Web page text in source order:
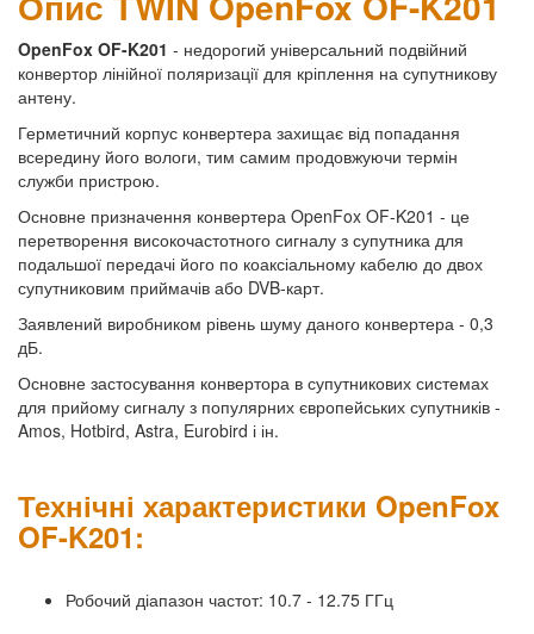
OpenFox OF-K201 - недорогий універсальний подвійний
конвертор лінійної поляризації для кріплення на супутникову
антену.
Герметичний корпус конвертера захищає від попадання
всередину його вологи, тим самим продовжуючи термін
служби пристрою.
Основне призначення конвертера OpenFox OF-K201 - це
перетворення високочастотного сигналу з супутника для
подальшої передачі його по коаксіальному кабелю до двох
супутниковим приймачів або DVB-карт.
Заявлений виробником рівень шуму даного конвертера - 0,3
дБ.
Основне застосування конвертора в супутникових системах
для прийому сигналу з популярних європейських супутників -
Amos, Hotbird, Astra, Eurobird і ін.
Технічні характеристики OpenFox
OF-K201:
Робочий діапазон частот: 10.7 - 12.75 ГГц